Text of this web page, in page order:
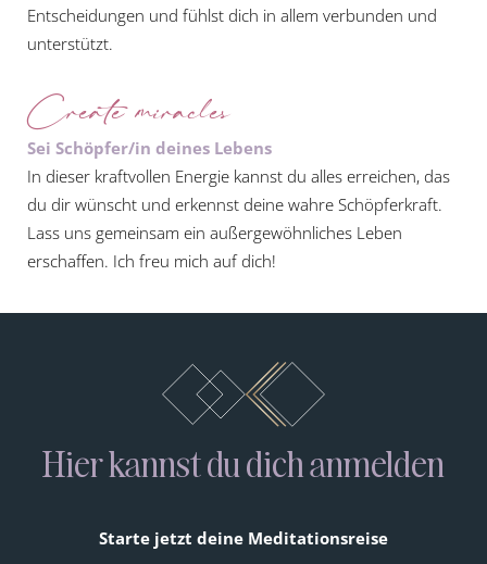
Entscheidungen und fühlst dich in allem verbunden und
unterstützt.
Create miracles
Sei Schöpfer/in deines Lebens
In dieser kraftvollen Energie kannst du alles erreichen, das
du dir wünscht und erkennst deine wahre Schöpferkraft.
Lass uns gemeinsam ein außergewöhnliches Leben
erschaffen. Ich freu mich auf dich!
Hier kannst du dich anmelden
Starte jetzt deine Meditationsreise